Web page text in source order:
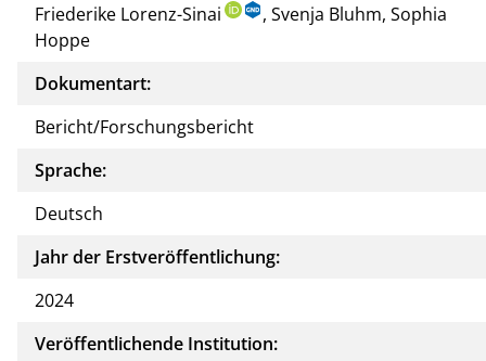
Friederike Lorenz-Sinai
, Svenja Bluhm, Sophia
Hoppe
Dokumentart:
Bericht/Forschungsbericht
Sprache:
Deutsch
Jahr der Erstveröffentlichung:
2024
Veröffentlichende Institution: